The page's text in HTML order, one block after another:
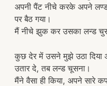
अपनी पैंट नीचे करके अपने
पर बैठ गया।
मैं नीचे झुक कर उसका लन्ड
कुछ देर में उसने मुझे उठा
उतार दे, तब लन्ड चूसना।
मैंने वैसा ही किया, अपने सारे